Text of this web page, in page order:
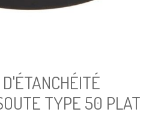
TYPE 50 PLAT